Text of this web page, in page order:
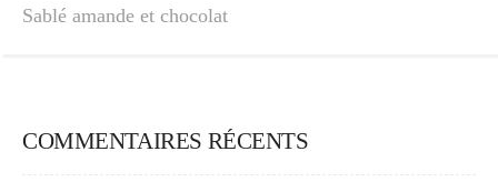
Sablé amande et chocolat
COMMENTAIRES RÉCENTS